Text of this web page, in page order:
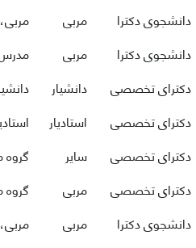
دانشجوی دکترا مربی
دانشجوی دکترا مربی
دکترای تخصصی دانشیار
دکترای تخصصی استادیار
دکترای تخصصی سایر
گروه
دکترای تخصصی مربی
گروه
دانشجوی دکترا مربی